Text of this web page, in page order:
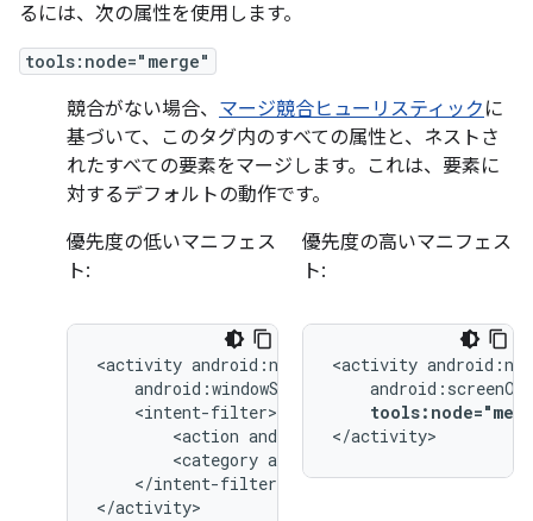
るには、次の属性を使用します。
tools:node="merge"
競合がない場合、 マージ競合ヒューリスティック に
基づいて、このタグ内のすべての属性と、ネストさ
れたすべての要素をマージします。これは、要素に
対するデフォルトの動作です。
優先度の低いマニフェス
ト:
<activity
<action
<category
</intent-filter>
</activity>
優先度の高いマニフェス
ト:
<activity
</activity>